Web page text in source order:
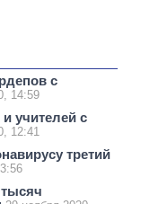
с
14:59
учителей с
12:41
третий
тысяч